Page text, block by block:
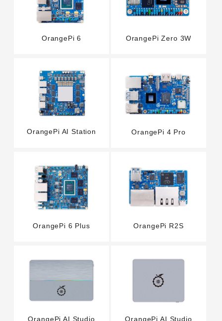
OrangePi 6 OrangePi Zero 3W
OrangePi AI Station OrangePi 4 Pro
OrangePi 6 Plus OrangePi R2S
OrangePi AI Studio
OrangePi AI Studio